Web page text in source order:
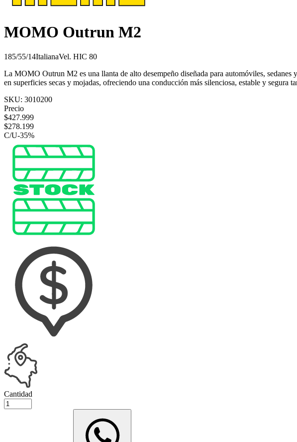
MOMO Outrun M2
185/55/14ItalianaVel. HIC 80
La MOMO Outrun M2 es una llanta de alto desempeño diseñada para automóviles,
en superficies secas y mojadas, ofreciendo una conducción más silenciosa, estable y segura
SKU: 3010200
Precio
$427.999
$278.199
C/U-35%
Cantidad